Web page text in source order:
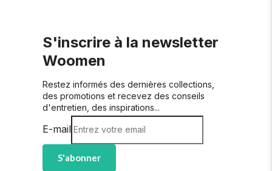
S'inscrire à la newsletter
Woomen
Restez informés des dernières collections,
des promotions et recevez des conseils
d'entretien, des inspirations...
E-mail
S'abonner